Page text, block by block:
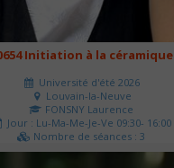
Initiation à la céramique
Université d'été 2026
Louvain-la-Neuve
FONSNY Laurence
Jour : Lu-Ma-Me-Je-Ve 09:30- 16:00
Nombre de séances : 3
190 €